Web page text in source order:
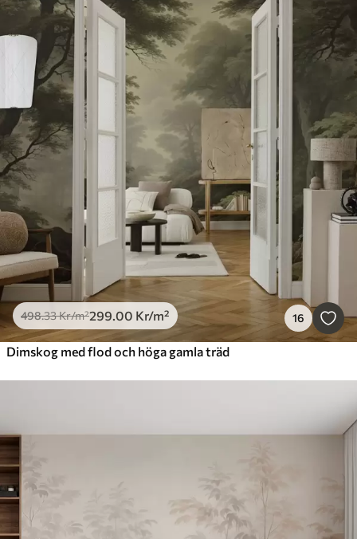
498.33Kr/m²299.00 Kr/m² 16
Dimskog med flod och höga gamla träd